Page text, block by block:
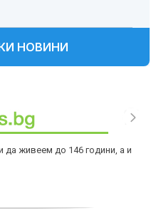
НОВИНИ
живеем до 146 години, а и